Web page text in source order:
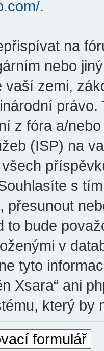
.
na
nebo
vaší zemi,
z fóra a/
(ISP) na
s
přesunout
to bude
v
tyto
Xsara“ ani
který by
formulář